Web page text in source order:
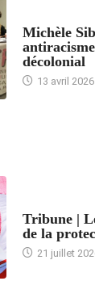
Michèle
décolonial
13 avril 2026
Tribune |
de la
21 juillet